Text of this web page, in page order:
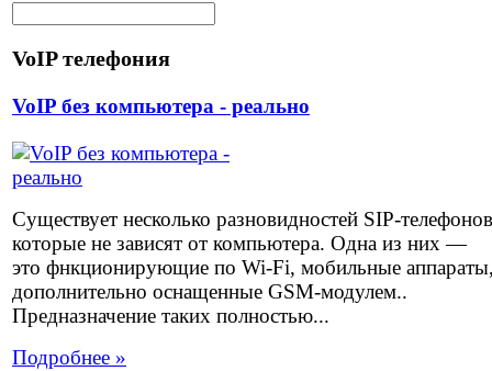
VoIP телефония
VoIP без компьютера - реально
Существует несколько разновидностей SIP-телефонов
которые не зависят от компьютера. Одна из них —
это фнкционирующие по Wi-Fi, мобильные
дополнительно оснащенные GSM-модулем..
Предназначение таких полностью...
Подробнее »